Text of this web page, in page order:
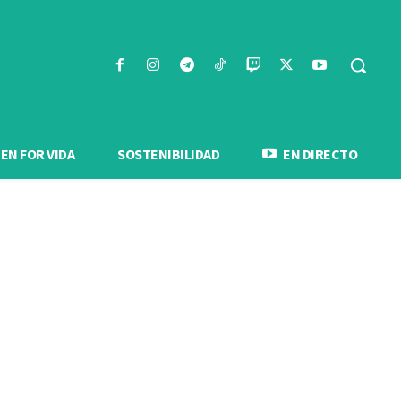
FOR VIDA SOSTENIBILIDAD EN DIRECTO